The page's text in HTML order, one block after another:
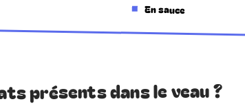
En sauce
présents dans le veau ?